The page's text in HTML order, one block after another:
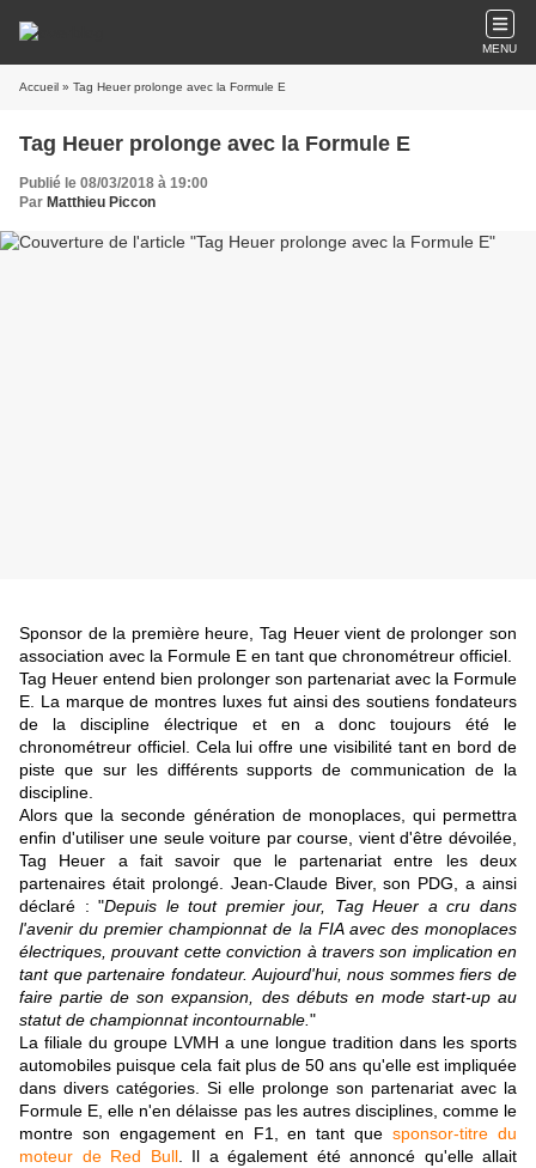
MENU
Accueil » Tag Heuer prolonge avec la Formule E
Tag Heuer prolonge avec la Formule E
Publié le 08/03/2018 à 19:00
Par Matthieu Piccon
Sponsor de la première heure, Tag Heuer vient de prolonger son
association avec la Formule E en tant que chronométreur officiel.
Tag Heuer entend bien prolonger son partenariat avec la Formule
E. La marque de montres luxes fut ainsi des soutiens fondateurs
de la discipline électrique et en a donc toujours été le
chronométreur officiel. Cela lui offre une visibilité tant en bord de
piste que sur les différents supports de communication de la
discipline.
Alors que la seconde génération de monoplaces, qui permettra
enfin d'utiliser une seule voiture par course, vient d'être dévoilée,
Tag Heuer a fait savoir que le partenariat entre les deux
partenaires était prolongé. Jean-Claude Biver, son PDG, a ainsi
déclaré : "Depuis le tout premier jour, Tag Heuer a cru dans
l'avenir du premier championnat de la FIA avec des monoplaces
électriques, prouvant cette conviction à travers son implication en
tant que partenaire fondateur. Aujourd'hui, nous sommes fiers de
faire partie de son expansion, des débuts en mode start-up au
statut de championnat incontournable. "
La filiale du groupe LVMH a une longue tradition dans les sports
automobiles puisque cela fait plus de 50 ans qu'elle est impliquée
dans divers catégories. Si elle prolonge son partenariat avec la
Formule E, elle n'en délaisse pas les autres disciplines, comme le
montre son engagement en F1, en tant quesponsor-titre du
moteur de Red Bull. Il a également été annoncé qu'elle allait